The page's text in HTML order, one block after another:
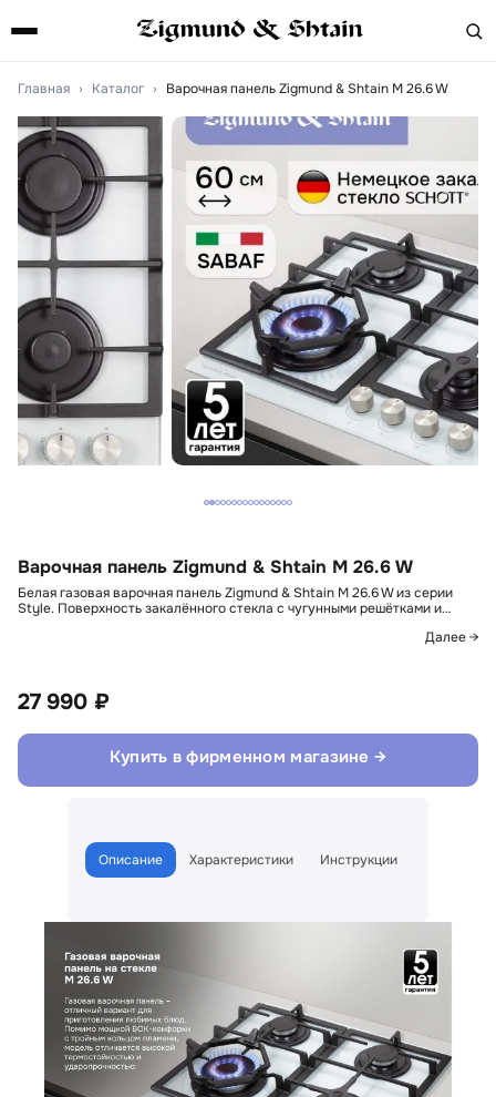
Главная › Каталог › Варочная панель Zigmund & Shtain M 26.6 W
Варочная панель Zigmund & Shtain M 26.6 W
Белая газовая варочная панель Zigmund & Shtain M 26.6 W из серии
Style. Поверхность закалённого стекла с чугунными решётками и…
Далее →
27 990 ₽
Купить в фирменном магазине →
Описание Характеристики Инструкции